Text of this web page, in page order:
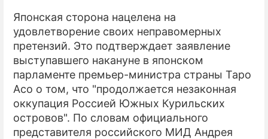
ЭКОНОМИКА
ПРОИСШЕСТВИЯ
СОННИК
СТИЛЬ ЖИЗНИ
СЕРИАЛЫ
Японская сторона нацелена на
удовлетворение своих неправомерных
претензий. Это подтверждает заявление
выступавшего накануне в японском
парламенте премьер-министра страны Таро
Асо о том, что "продолжается незаконная
оккупация Россией Южных Курильских
островов". По словам официального
представителя российского МИД Андрея